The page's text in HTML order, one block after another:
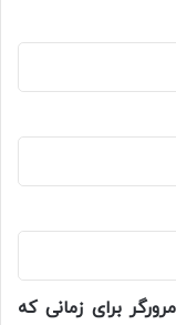
برای زمانی که